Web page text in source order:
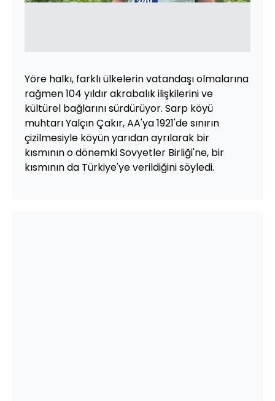
Yöre halkı, farklı ülkelerin vatandaşı olmalarına
rağmen 104 yıldır akrabalık ilişkilerini ve
kültürel bağlarını sürdürüyor. Sarp köyü
muhtarı Yalçın Çakır, AA'ya 1921'de sınırın
çizilmesiyle köyün yarıdan ayrılarak bir
kısmının o dönemki Sovyetler Birliği'ne, bir
kısmının da Türkiye'ye verildiğini söyledi.